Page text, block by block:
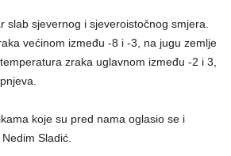
slab sjevernog i sjeveroistočnog smjera.
većinom između -8 i -3, na jugu zemlje
zraka uglavnom između -2 i 3,
koje su pred nama oglasio se i
Sladić.